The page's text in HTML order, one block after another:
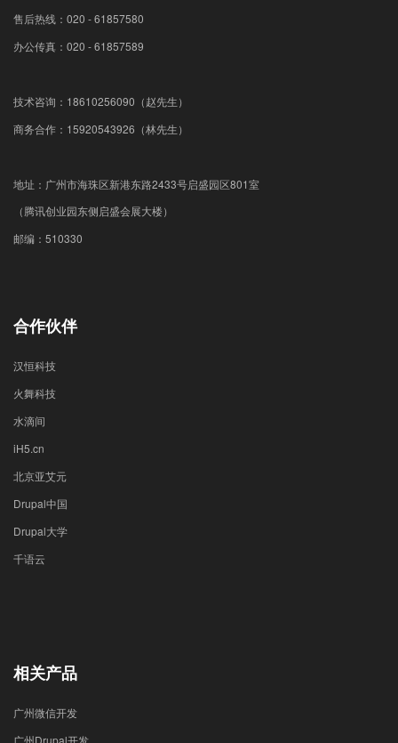
售后热线：020 - 61857580
办公传真：020 - 61857589
技术咨询：18610256090（赵先生）
商务合作：15920543926（林先生）
地址：广州市海珠区新港东路2433号启盛园区801室
（腾讯创业园东侧启盛会展大楼）
邮编：510330
合作伙伴
汉恒科技
火舞科技
水滴间
iH5.cn
北京亚艾元
Drupal中国
Drupal大学
千语云
相关产品
广州微信开发